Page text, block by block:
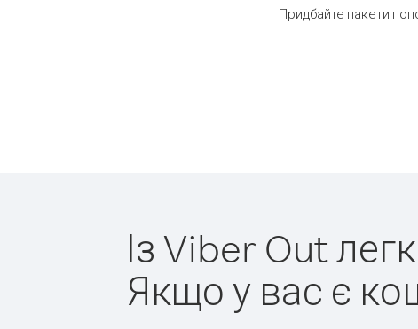
Придбайте пакети
Із Viber Out
Якщо у вас є